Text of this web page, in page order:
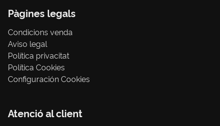
Pàgines legals
Condicions venda
Aviso legal
Política privacitat
Política Cookies
Configuración Cookies
Atenció al client